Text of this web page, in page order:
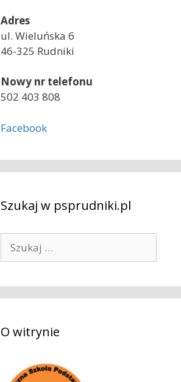
Adres
ul. Wieluńska 6
46-325 Rudniki
Nowy nr telefonu
502 403 808
Facebook
Szukaj w psprudniki.pl
k
a
:O witrynie